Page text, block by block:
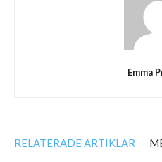
Emma
RELATERADE ARTIKLAR